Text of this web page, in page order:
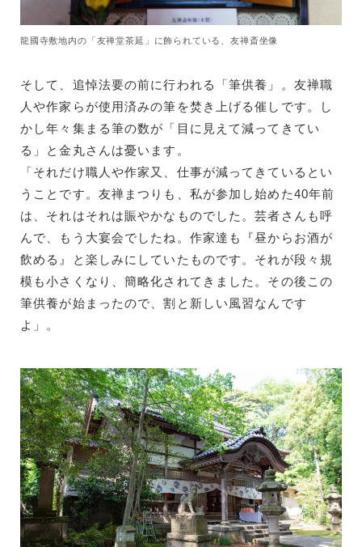
龍國寺敷地内の「友禅堂茶延」に飾られている、友禅斎坐像
そして、追悼法要の前に行われる「筆供養」。友禅職
人や作家らが使用済みの筆を焚き上げる催しです。し
かし年々集まる筆の数が「目に見えて減ってきてい
る」と金丸さんは憂います。
「それだけ職人や作家又、仕事が減ってきているとい
うことです。友禅まつりも、私が参加し始めた40年前
は、それはそれは賑やかなものでした。芸者さんも呼
んで、もう大宴会でしたね。作家達も『昼からお酒が
飲める』と楽しみにしていたものです。それが段々規
模も小さくなり、簡略化されてきました。その後この
筆供養が始まったので、割と新しい風習なんです
よ」。